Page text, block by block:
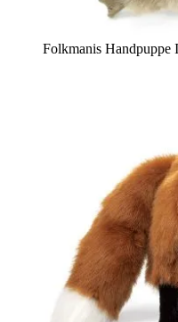
Folkmanis Handpuppe